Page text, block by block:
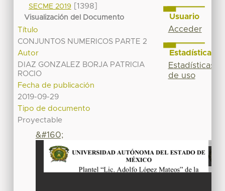
SECME 2019
[1398]
Visualización del Documento
Título
CONJUNTOS NUMERICOS PARTE 2
Autor
DIAZ GONZALEZ BORJA PATRICIA
ROCIO
Fecha de publicación
2019-09-29
Tipo de documento
Proyectable
&#160;
Usuario
Acceder
Estadísticas
Estadísticas
de uso